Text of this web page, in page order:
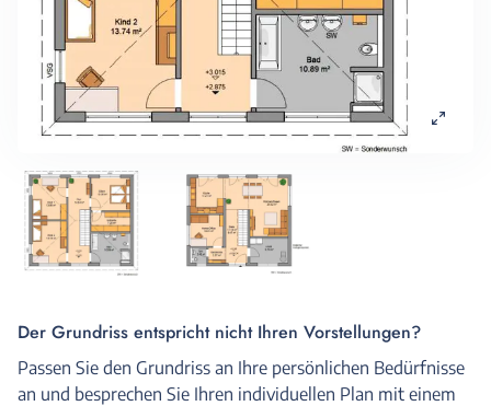
Der Grundriss entspricht nicht Ihren Vorstellungen?
Passen Sie den Grundriss an Ihre persönlichen Bedürfnisse
an und besprechen Sie Ihren individuellen Plan mit einem